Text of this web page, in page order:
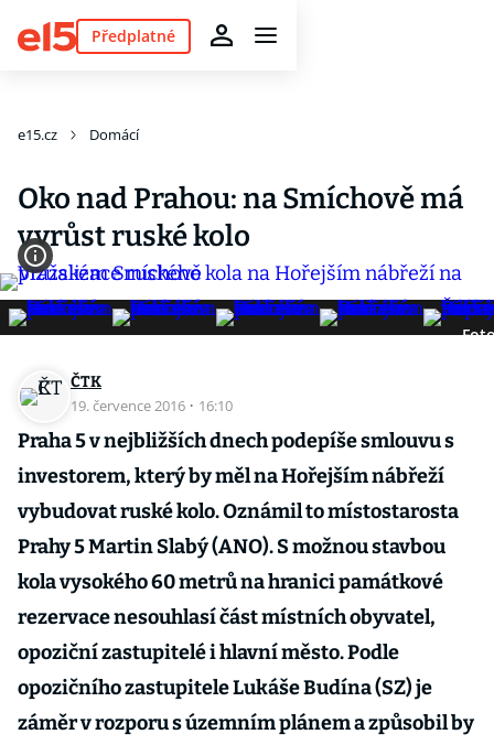
Předplatné
e15.cz Domácí
Oko nad Prahou: na Smíchově má
vyrůst ruské kolo
ČTK
19. července 2016 · 16:10
Praha 5 v nejbližších dnech podepíše smlouvu s
investorem, který by měl na Hořejším nábřeží
vybudovat ruské kolo. Oznámil to místostarosta
Prahy 5 Martin Slabý (ANO). S možnou stavbou
kola vysokého 60 metrů na hranici památkové
rezervace nesouhlasí část místních obyvatel,
opoziční zastupitelé i hlavní město. Podle
opozičního zastupitele Lukáše Budína (SZ) je
záměr v rozporu s územním plánem a způsobil by